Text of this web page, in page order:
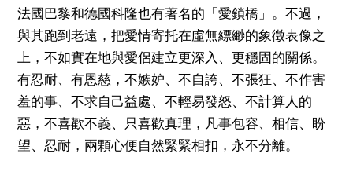
法國巴黎和德國科隆也有著名的「愛鎖橋」。不過，
與其跑到老遠，把愛情寄托在虛無縹緲的象徵表像之
上，不如實在地與愛侶建立更深入、更穩固的關係。
有忍耐、有恩慈，不嫉妒、不自誇、不張狂、不作害
羞的事、不求自己益處、不輕易發怒、不計算人的
惡，不喜歡不義、只喜歡真理，凡事包容、相信、盼
望、忍耐，兩顆心便自然緊緊相扣，永不分離。